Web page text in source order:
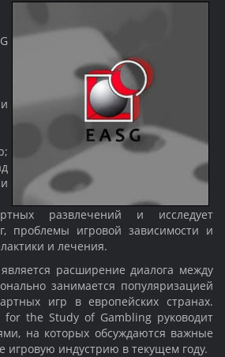
развлечений и исследует
проблемы игровой зависимости и
и лечения.
расширение диалога между
занимается популяризацией
игр в европейских странах.
for the Study of Gambling руководит
на которых обсуждаются важные
игровую индустрию в текущем году.